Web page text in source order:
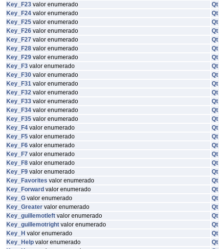
Key_F23 valor enumerado
Qt
Key_F24 valor enumerado
Qt
Key_F25 valor enumerado
Qt
Key_F26 valor enumerado
Qt
Key_F27 valor enumerado
Qt
Key_F28 valor enumerado
Qt
Key_F29 valor enumerado
Qt
Key_F3 valor enumerado
Qt
Key_F30 valor enumerado
Qt
Key_F31 valor enumerado
Qt
Key_F32 valor enumerado
Qt
Key_F33 valor enumerado
Qt
Key_F34 valor enumerado
Qt
Key_F35 valor enumerado
Qt
Key_F4 valor enumerado
Qt
Key_F5 valor enumerado
Qt
Key_F6 valor enumerado
Qt
Key_F7 valor enumerado
Qt
Key_F8 valor enumerado
Qt
Key_F9 valor enumerado
Qt
Key_Favorites valor enumerado
Qt
Key_Forward valor enumerado
Qt
Key_G valor enumerado
Qt
Key_Greater valor enumerado
Qt
Key_guillemotleft valor enumerado
Qt
Key_guillemotright valor enumerado
Qt
Key_H valor enumerado
Qt
Key_Help valor enumerado
Qt